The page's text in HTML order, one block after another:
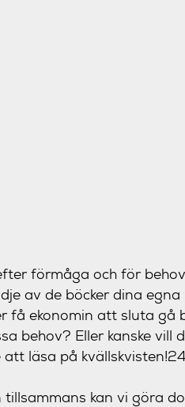
förmåga och för
av de böcker dina
få ekonomin att sluta gå
behov? Eller kanske vill
läsa på kvällskvisten!
kan vi göra